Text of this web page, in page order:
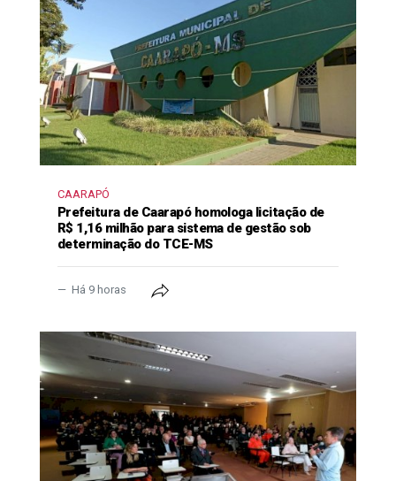
CAARAPÓ
Prefeitura de Caarapó homologa licitação de
R$ 1,16 milhão para sistema de gestão sob
determinação do TCE-MS
Há 9 horas